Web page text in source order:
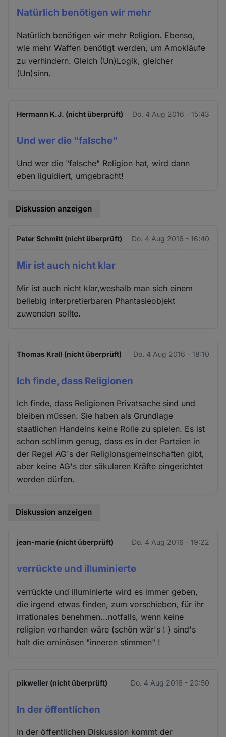
Natürlich benötigen wir mehr
Natürlich benötigen wir mehr Religion. Ebenso,
wie mehr Waffen benötigt werden, um Amokläufe
zu verhindern. Gleich (Un)Logik, gleicher
(Un)sinn.
Hermann K.J. (nicht überprüft) Do. 4 Aug 2016 - 15:43
Und wer die "falsche"
Und wer die "falsche" Religion hat, wird dann
eben liguidiert, umgebracht!
Diskussion anzeigen
Peter Schmitt (nicht überprüft) Do. 4 Aug 2016 - 16:40
Mir ist auch nicht klar
Mir ist auch nicht klar,weshalb man sich einem
beliebig interpretierbaren Phantasieobjekt
zuwenden sollte.
Thomas Krall (nicht überprüft) Do. 4 Aug 2016 - 18:10
Ich finde, dass Religionen
Ich finde, dass Religionen Privatsache sind und
bleiben müssen. Sie haben als Grundlage
staatlichen Handelns keine Rolle zu spielen. Es ist
schon schlimm genug, dass es in der Parteien in
der Regel AG's der Religionsgemeinschaften gibt,
aber keine AG's der säkularen Kräfte eingerichtet
werden dürfen.
Diskussion anzeigen
jean-marie (nicht überprüft) Do. 4 Aug 2016 - 19:22
verrückte und illuminierte
verrückte und illuminierte wird es immer geben,
die irgend etwas finden, zum vorschieben, für ihr
irrationales benehmen...notfalls, wenn keine
religion vorhanden wäre (schön wär's ! ) sind's
halt die ominösen "inneren stimmen" !
pikweller (nicht überprüft) Do. 4 Aug 2016 - 20:50
In der öffentlichen
In der öffentlichen Diskussion kommt der